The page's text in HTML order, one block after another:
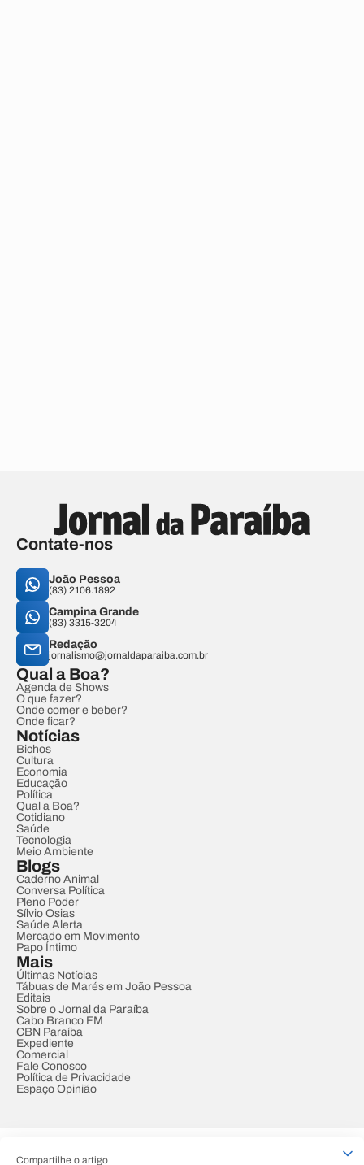
Compartilhe o artigo
Contate-nos
João Pessoa
(83) 2106.1892
Campina Grande
(83) 3315-3204
Redação
jornalismo@jornaldaparaiba.com.br
Qual a Boa?
Agenda de Shows
O que fazer?
Onde comer e beber?
Onde ficar?
Notícias
Bichos
Cultura
Economia
Educação
Política
Qual a Boa?
Cotidiano
Saúde
Tecnologia
Meio Ambiente
Blogs
Caderno Animal
Conversa Política
Pleno Poder
Sílvio Osias
Saúde Alerta
Mercado em Movimento
Papo Íntimo
Mais
Últimas Notícias
Tábuas de Marés em João Pessoa
Editais
Sobre o Jornal da Paraíba
Cabo Branco FM
CBN Paraíba
Expediente
Comercial
Fale Conosco
Política de Privacidade
Espaço Opinião